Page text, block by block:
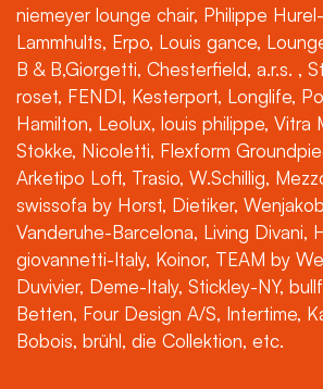
niemeyer lounge chair, Philippe
Lammhults, Erpo, Louis gance,
B & B,Giorgetti, Chesterfield, a.r.s. ,
roset, FENDI, Kesterport, Longlife,
Hamilton, Leolux, louis philippe, Vitra
Stokke, Nicoletti, Flexform
Arketipo Loft, Trasio, W.Schillig,
swissofa by Horst, Dietiker,
Vanderuhe-Barcelona, Living Divani,
giovannetti-Italy, Koinor, TEAM by
Duvivier, Deme-Italy, Stickley-NY,
Betten, Four Design A/S, Intertime,
Bobois, brühl, die Collektion, etc.